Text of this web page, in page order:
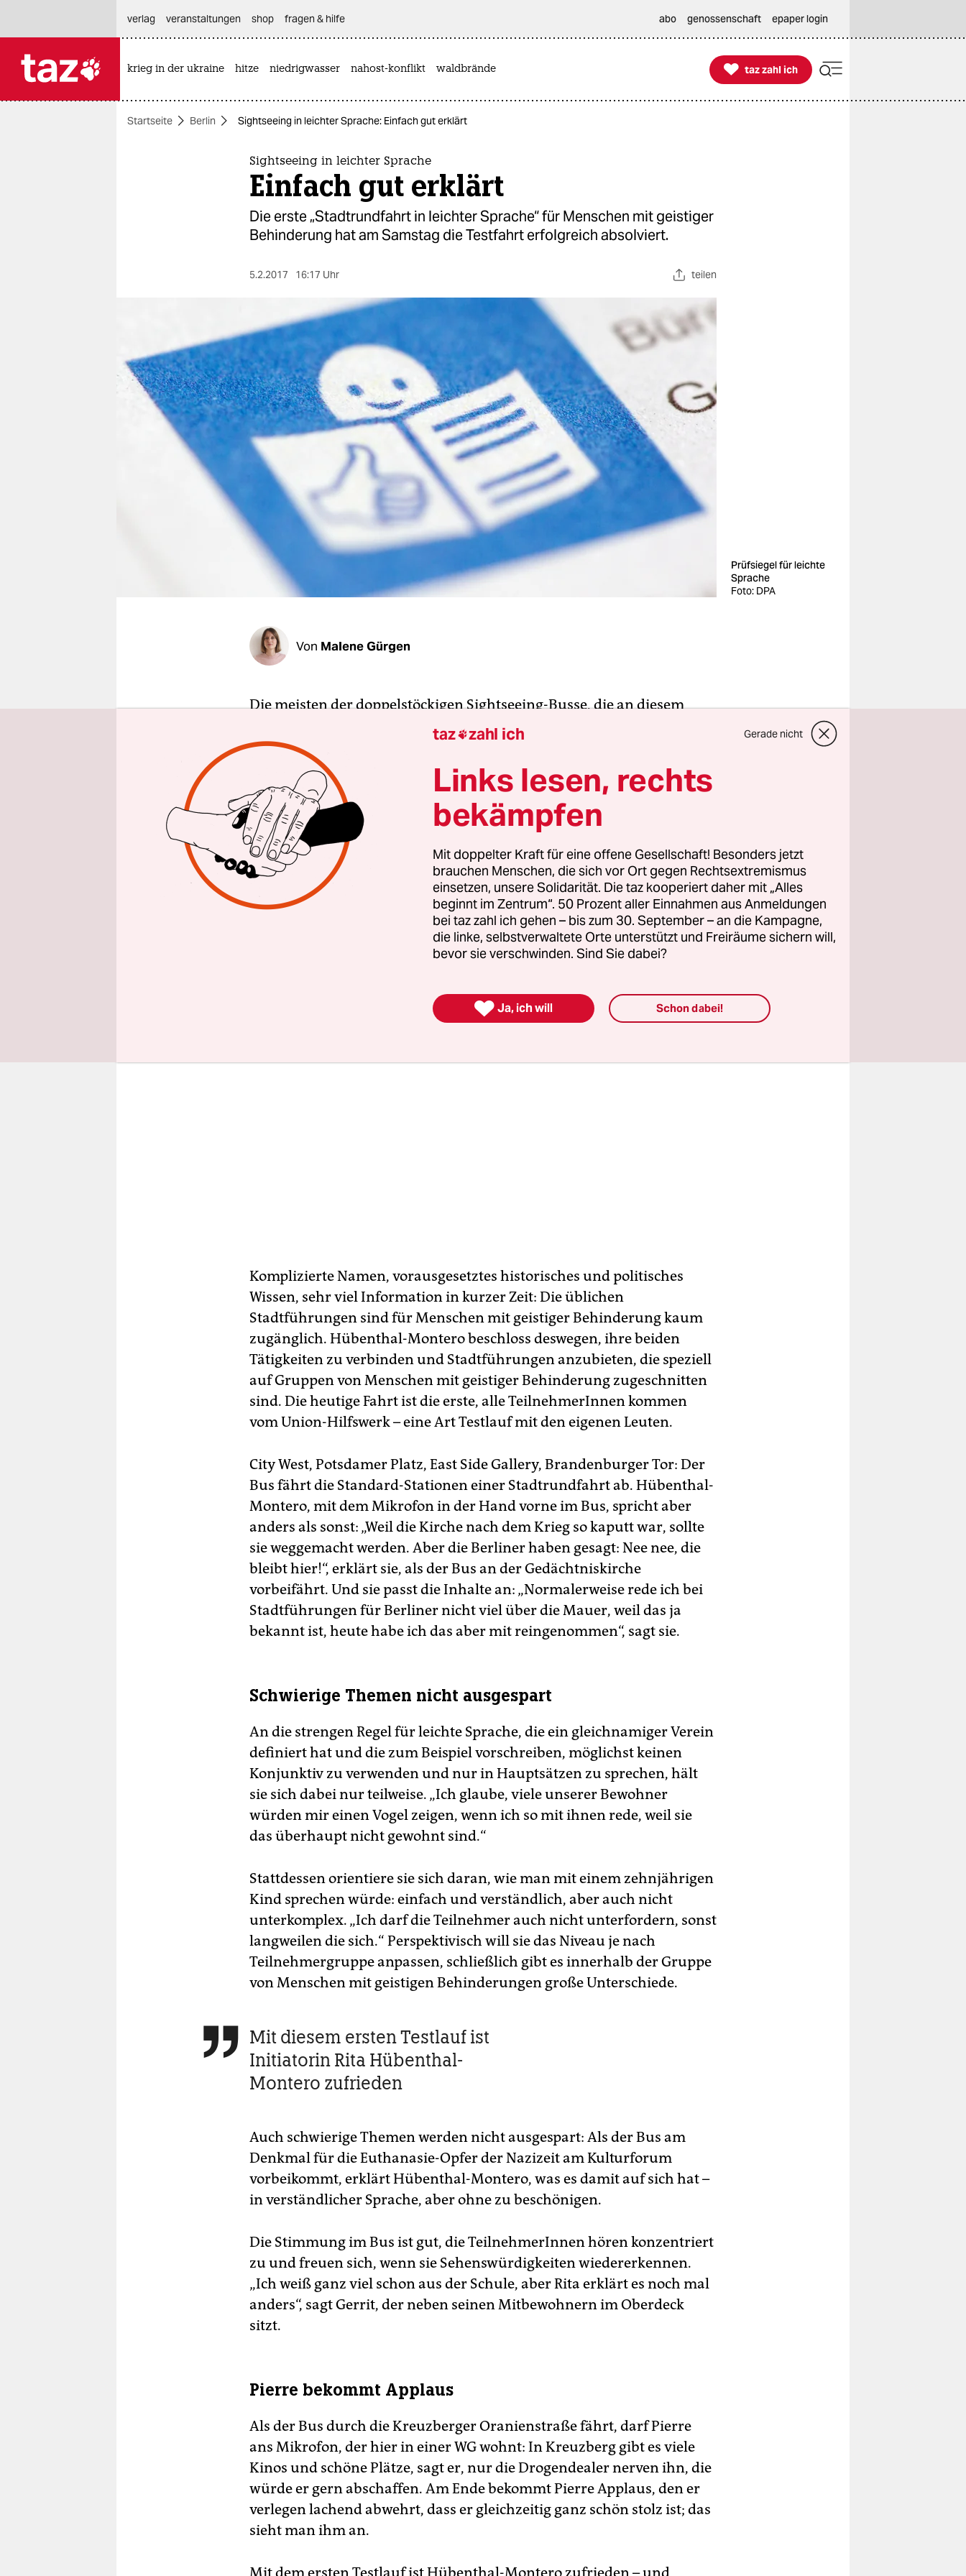
themen
nord
wahrheit
verlag
veranstaltungen
verlag
veranstaltungen shop fragen & hilfe abo genossenschaft epaper login
krieg in der ukraine hitze niedrigwasser nahost-konflikt waldbrände 
taz zahl ich
taz zahl ich
Startseite Berlin Sightseeing in leichter Sprache: Einfach gut erklärt
Sightseeing in leichter Sprache
Einfach gut erklärt
Die erste „Stadtrundfahrt in leichter Sprache“ für Menschen mit geistiger
Behinderung hat am Samstag die Testfahrt erfolgreich absolviert.
5.2.2017 16:17 Uhr teilen
Prüfsiegel für leichte
Sprache
Foto: DPA
Von Malene Gürgen
Die meisten der doppelstöckigen Sightseeing-Busse, die an diesem
diesigen Samstagmittag am Hardenbergplatz stehen, sind leer. Es ist
kein gutes Wetter für Stadtrundfahrten. Nur einer ist fast bis auf den
letzten Platz besetzt:
„Stadtrundfahrt in leichter Sprache“
steht auf
einem Schild im Fenster. Rund 50 Menschen mit unterschiedlich
schweren geistigen Behinderungen sitzen darin, dazu 13
BetreuerInnen der Wohngemeinschaften des Union-Hilfswerks, in
denen diese Menschen zusammen leben.
Rita Hübenthal-Montero arbeitet ebenfalls als Betreuerin einer
solchen WG, allerdings vor allem im Winter. Im Sommer liegt ihr
Schwerpunkt auf ihrem anderen Job: Seit 16 Jahren führt sie
Touristengruppen durch Berlin und Potsdam. „Vor einiger Zeit ist mir
Komplizierte Namen, vorausgesetztes historisches und politisches
Wissen, sehr viel Information in kurzer Zeit: Die üblichen
Stadtführungen sind für Menschen mit geistiger Behinderung kaum
zugänglich. Hübenthal-Montero beschloss deswegen, ihre beiden
Tätigkeiten zu verbinden und Stadtführungen anzubieten, die speziell
auf Gruppen von Menschen mit geistiger Behinderung zugeschnitten
sind. Die heutige Fahrt ist die erste, alle TeilnehmerInnen kommen
vom Union-Hilfswerk – eine Art Testlauf mit den eigenen Leuten.
City West, Potsdamer Platz, East Side Gallery, Brandenburger Tor: Der
Bus fährt die Standard-Stationen einer Stadtrundfahrt ab. Hübenthal-
Montero, mit dem Mikrofon in der Hand vorne im Bus, spricht aber
anders als sonst: „Weil die Kirche nach dem Krieg so kaputt war, sollte
sie weggemacht werden. Aber die Berliner haben gesagt: Nee nee, die
bleibt hier!“, erklärt sie, als der Bus an der Gedächtniskirche
vorbeifährt. Und sie passt die Inhalte an: „Normalerweise rede ich bei
Stadtführungen für Berliner nicht viel über die Mauer, weil das ja
bekannt ist, heute habe ich das aber mit reingenommen“, sagt sie.
Schwierige Themen nicht ausgespart
An die strengen Regel für leichte Sprache, die ein gleichnamiger Verein
definiert hat und die zum Beispiel vorschreiben, möglichst keinen
Konjunktiv zu verwenden und nur in Hauptsätzen zu sprechen, hält
sie sich dabei nur teilweise. „Ich glaube, viele unserer Bewohner
würden mir einen Vogel zeigen, wenn ich so mit ihnen rede, weil sie
das überhaupt nicht gewohnt sind.“
Stattdessen orientiere sie sich daran, wie man mit einem zehnjährigen
Kind sprechen würde: einfach und verständlich, aber auch nicht
unterkomplex. „Ich darf die Teilnehmer auch nicht unterfordern, sonst
langweilen die sich.“ Perspektivisch will sie das Niveau je nach
Teilnehmergruppe anpassen, schließlich gibt es innerhalb der Gruppe
von Menschen mit geistigen Behinderungen große Unterschiede.
 Mit diesem ersten Testlauf ist
Initiatorin Rita Hübenthal-
Montero zufrieden
Auch schwierige Themen werden nicht ausgespart: Als der Bus am
Denkmal für die Euthanasie-Opfer der Nazizeit am Kulturforum
vorbeikommt, erklärt Hübenthal-Montero, was es damit auf sich hat –
in verständlicher Sprache, aber ohne zu beschönigen.
Die Stimmung im Bus ist gut, die TeilnehmerInnen hören konzentriert
zu und freuen sich, wenn sie Sehenswürdigkeiten wiedererkennen.
„Ich weiß ganz viel schon aus der Schule, aber Rita erklärt es noch mal
anders“, sagt Gerrit, der neben seinen Mitbewohnern im Oberdeck
sitzt.
Pierre bekommt Applaus
Als der Bus durch die Kreuzberger Oranienstraße fährt, darf Pierre
ans Mikrofon, der hier in einer WG wohnt: In Kreuzberg gibt es viele
Kinos und schöne Plätze, sagt er, nur die Drogendealer nerven ihn, die
würde er gern abschaffen. Am Ende bekommt Pierre Applaus, den er
verlegen lachend abwehrt, dass er gleichzeitig ganz schön stolz ist; das
sieht man ihm an.
Mit dem ersten Testlauf ist Hübenthal-Montero zufrieden – und
taz zahl ich Gerade nicht
Links lesen, rechts
bekämpfen
Mit doppelter Kraft für eine offene Gesellschaft! Besonders jetzt
brauchen Menschen, die sich vor Ort gegen Rechtsextremismus
einsetzen, unsere Solidarität. Die taz kooperiert daher mit „Alles
beginnt im Zentrum“. 50 Prozent aller Einnahmen aus Anmeldungen
bei taz zahl ich gehen – bis zum 30. September – an die Kampagne,
die linke, selbstverwaltete Orte unterstützt und Freiräume sichern will,
bevor sie verschwinden. Sind Sie dabei?
 Ja, ich will Schon dabei!